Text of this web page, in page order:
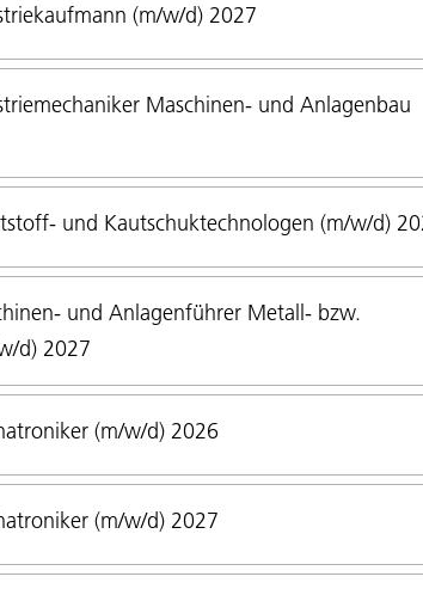
(m/w/d) 2027
Maschinen- und Anlagenbau
und Kautschuktechnologen (m/w/d)
und Anlagenführer Metall- bzw.
d) 2027
(m/w/d) 2026
(m/w/d) 2027